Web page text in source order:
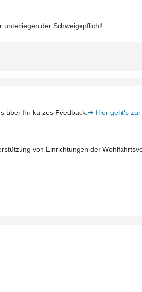
unterliegen der Schweigepflicht!
über Ihr kurzes Feedback. ➔ Hier geht’s
von Einrichtungen der